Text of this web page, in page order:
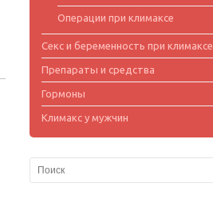
Операции при климаксе
Секс и беременность при климаксе
Препараты и средства
Гормоны
Климакс у мужчин